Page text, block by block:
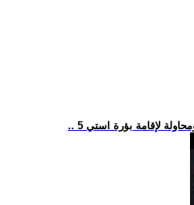
ومحاولة لإقامة بؤرة استي